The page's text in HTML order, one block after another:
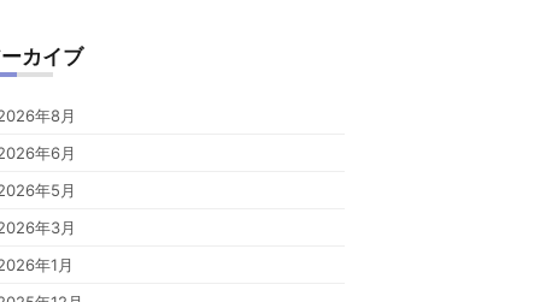
カイブ
年8月
年6月
年5月
年3月
年1月